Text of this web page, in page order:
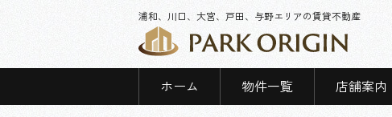
浦和、川口、大宮、戸田、与野エリアの賃貸不動産
ホーム 物件一覧 店舗案内